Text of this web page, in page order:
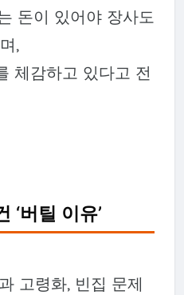
돈이 있어야 장사도
,
체감하고 있다고 전
‘버틸 이유’
고령화, 빈집 문제